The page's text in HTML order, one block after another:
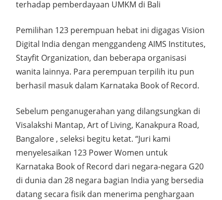
Pemilihan 123 perempuan hebat ini digagas Vision
Digital India dengan menggandeng AIMS Institutes,
Stayfit Organization, dan beberapa organisasi
wanita lainnya. Para perempuan terpilih itu pun
berhasil masuk dalam Karnataka Book of Record.
Sebelum penganugerahan yang dilangsungkan di
Visalakshi Mantap, Art of Living, Kanakpura Road,
Bangalore , seleksi begitu ketat. “Juri kami
menyelesaikan 123 Power Women untuk
Karnataka Book of Record dari negara-negara G20
di dunia dan 28 negara bagian India yang bersedia
datang secara fisik dan menerima penghargaan